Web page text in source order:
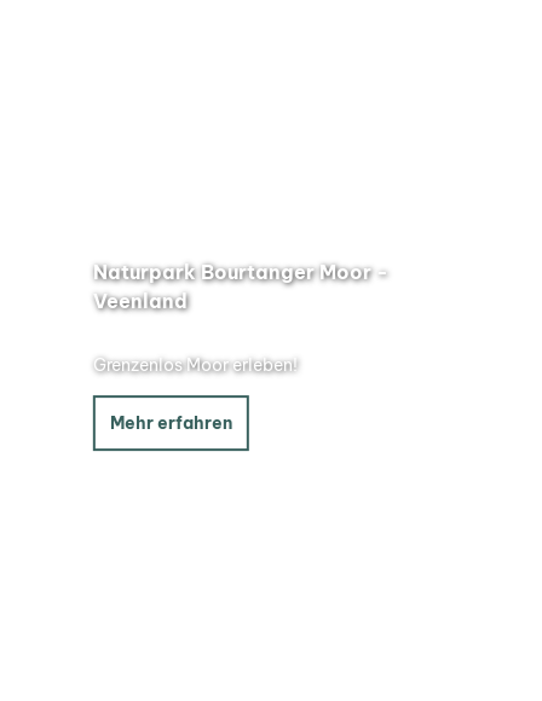
Naturpark Bourtanger Moor -
Veenland
Grenzenlos Moor erleben!
Mehr erfahren